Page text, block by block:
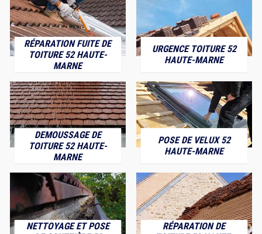
RÉPARATION FUITE DE
TOITURE 52 HAUTE-
MARNE
URGENCE TOITURE 52
HAUTE-MARNE
DEMOUSSAGE DE
TOITURE 52 HAUTE-
MARNE
POSE DE VELUX 52
HAUTE-MARNE
NETTOYAGE ET POSE
RÉPARATION DE